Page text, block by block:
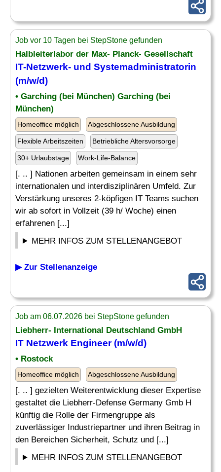
Job vor 10 Tagen bei StepStone gefunden
Halbleiterlabor der Max- Planck- Gesellschaft
IT-Netzwerk- und Systemadministratorin
(m/w/d)
• Garching (bei München) Garching (bei
München)
Homeoffice möglich Abgeschlossene Ausbildung
Flexible Arbeitszeiten Betriebliche Altersvorsorge
30+ Urlaubstage Work-Life-Balance
[. .. ] Nationen arbeiten gemeinsam in einem sehr
internationalen und interdisziplinären Umfeld. Zur
Verstärkung unseres 2-köpfigen IT Teams suchen
wir ab sofort in Vollzeit (39 h/ Woche) einen
erfahrenen [...]
MEHR INFOS ZUM STELLENANGEBOT
▶ Zur Stellenanzeige
Job am 06.07.2026 bei StepStone gefunden
Liebherr- International Deutschland GmbH
IT Netzwerk Engineer (m/w/d)
• Rostock
Homeoffice möglich Abgeschlossene Ausbildung
[. .. ] gezielten Weiterentwicklung dieser Expertise
gestaltet die Liebherr-Defense Germany Gmb H
künftig die Rolle der Firmengruppe als
zuverlässiger Industriepartner und ihren Beitrag in
den Bereichen Sicherheit, Schutz und [...]
MEHR INFOS ZUM STELLENANGEBOT